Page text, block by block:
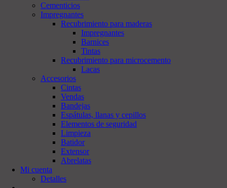
Cementicios
Impregnantes
Recubrimiento para maderas
Impregnantes
Barnices
Tintas
Recubrimiento para microcemento
Lacas
Accesorios
Cintas
Vendas
Bandejas
Espátulas, llanas y cepillos
Elementos de seguridad
Limpieza
Batidor
Extensor
Abrelatas
Mi cuenta
Detalles